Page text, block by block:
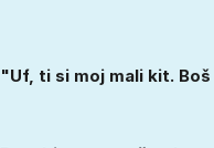
"Uf, ti si moj mali kit.